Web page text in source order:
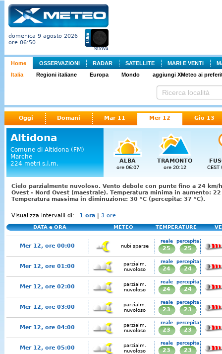
domenica 9 agosto 2026
ore 06:50
NUOVA
Home OSSERVAZIONI RADAR SATELLITE MARI E VENTI
Italia
Regioni italiane Europa Mondo aggiungi XMeteo ai
Oggi Domani Mar 11 Mer 12 Gio 13
Altidona
Comune di Altidona (FM)
Marche
224 metri s.l.m.
ALBA
ore 06:07
TRAMONTO
ore 20:12 CEST
Cielo parzialmente nuvoloso. Vento debole con punte fino a 24 km/
Ovest - Nord Ovest (maestrale). Temperatura minima in aumento:
Temperatura massima in diminuzione: 30 °C (percepita: 37 °C).
Visualizza intervalli di: 1 ora | 3 ore
DATA e ORA METEO TEMPERATURE
Mer 12, ore 00:00 nubi sparse
reale
25
percepita
25
Mer 12, ore 01:00
parzialm.
nuvoloso
reale
24
percepita
24
Mer 12, ore 02:00
parzialm.
nuvoloso
reale
24
percepita
24
Mer 12, ore 03:00
parzialm.
nuvoloso
reale
23
percepita
23
Mer 12, ore 04:00
parzialm.
nuvoloso
reale
23
percepita
23
Mer 12, ore 05:00
parzialm.
nuvoloso
reale
23
percepita
23